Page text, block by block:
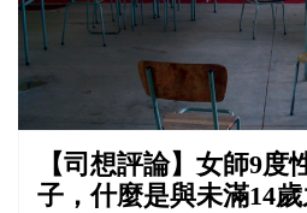
【司想評論】女師9度
子，什麼是與未滿14